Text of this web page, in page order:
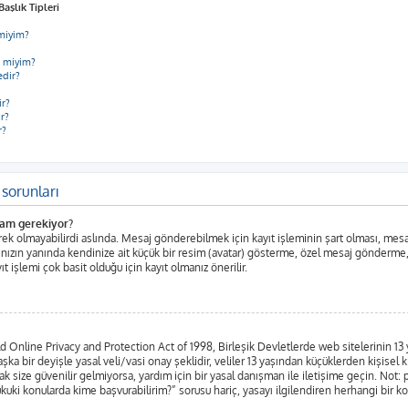
Tipleri
gerekiyor?
olmayabilirdi aslında. Mesaj gönderebilmek için kayıt işleminin şart olması,
yanında kendinize ait küçük bir resim (avatar) gösterme, özel mesaj gönderme,
işlemi çok basit olduğu için kayıt olmanız önerilir.
Online Privacy and Protection Act of 1998, Birleşik Devletlerde web sitelerinin
bir deyişle yasal veli/vasi onay şeklidir, veliler 13 yaşından küçüklerden
size güvenilir gelmiyorsa, yardım için bir yasal danışman ile iletişime geçin.
konularda kime başvurabilirim?” sorusu hariç, yasayı ilgilendiren herhangi bir